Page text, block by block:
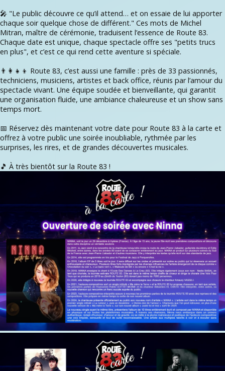
🎤 "Le public découvre ce qu’il attend… et on essaie de lui apporter
chaque soir quelque chose de différent." Ces mots de Michel
Mitran, maître de cérémonie, traduisent l’essence de Route 83.
Chaque date est unique, chaque spectacle offre ses "petits trucs
en plus", et c’est ce qui rend cette aventure si spéciale.
👨‍👩‍👧‍👦 Route 83, c’est aussi une famille : près de 33 passionnés,
techniciens, musiciens, artistes et back office, réunis par l’amour du
spectacle vivant. Une équipe soudée et bienveillante, qui garantit
une organisation fluide, une ambiance chaleureuse et un show sans
temps mort.
📅 Réservez dès maintenant votre date pour Route 83 à la carte et
offrez à votre public une soirée inoubliable, rythmée par les
surprises, les rires, et de grandes découvertes musicales.
🎵 À très bientôt sur la Route 83 !